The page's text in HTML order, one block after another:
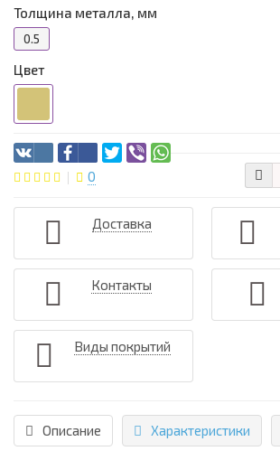
Толщина металла, мм
0.5
Цвет
0
Доставка
Контакты
Виды покрытий
Описание Характеристики